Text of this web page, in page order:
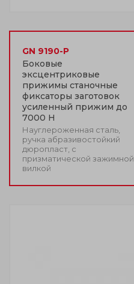
GN 9190-P
Боковые
эксцентриковые
прижимы станочные
фиксаторы заготовок
усиленный прижим до
7000 Н
Науглероженная сталь,
ручка абразивостойкий
дюропласт, с
призматической зажимной
вилкой